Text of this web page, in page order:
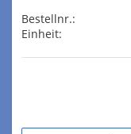
Bestellnr.:
Einheit: